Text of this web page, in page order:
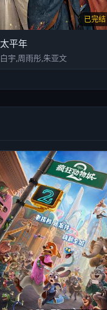
已完结
太平年
白宇,周雨彤,朱亚文